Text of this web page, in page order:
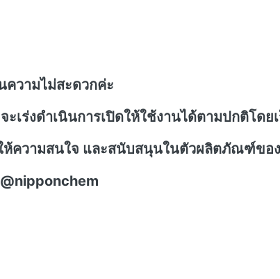
ความไม่สะดวกค่ะ
เร่งดำเนินการเปิดให้ใช้งานได้ตามปกติโดย
ความสนใจ และสนับสนุนในตัวผลิตภัณฑ์ของ